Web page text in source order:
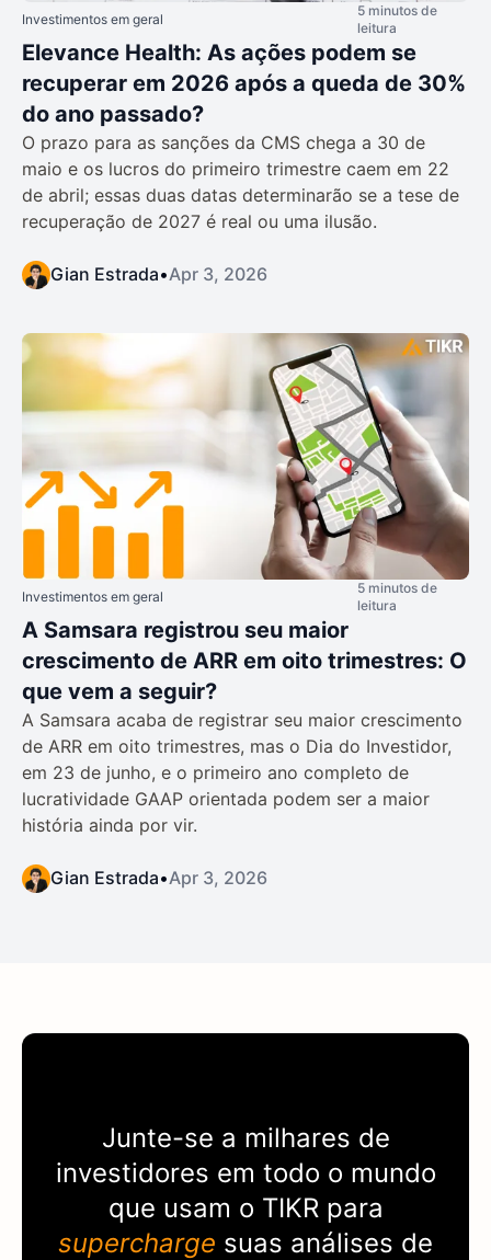
Investimentos em geral
5 minutos de
leitura
Elevance Health: As ações podem se
recuperar em 2026 após a queda de 30%
do ano passado?
O prazo para as sanções da CMS chega a 30 de
maio e os lucros do primeiro trimestre caem em 22
de abril; essas duas datas determinarão se a tese de
recuperação de 2027 é real ou uma ilusão.
Gian Estrada•Apr 3, 2026
Investimentos em geral
5 minutos de
leitura
A Samsara registrou seu maior
crescimento de ARR em oito trimestres: O
que vem a seguir?
A Samsara acaba de registrar seu maior crescimento
de ARR em oito trimestres, mas o Dia do Investidor,
em 23 de junho, e o primeiro ano completo de
lucratividade GAAP orientada podem ser a maior
história ainda por vir.
Gian Estrada•Apr 3, 2026
Junte-se a milhares de
investidores em todo o mundo
que usam o TIKR para
supercharge suas análises de